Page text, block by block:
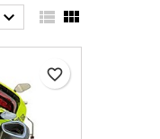
  
favorite_border